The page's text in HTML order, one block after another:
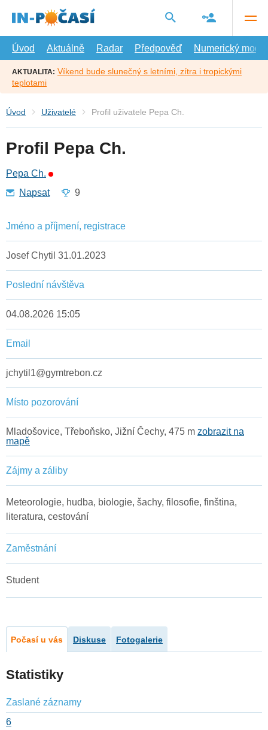
hlavní
Úvod
Aktuálně Radar Předpověď Numerický model
AKTUALITA: Víkend bude slunečný s letními, zítra i tropickými
teplotami
Úvod Uživatelé Profil uživatele Pepa Ch.
Profil Pepa Ch.
Pepa Ch.
Napsat
9
Jméno a příjmení, registrace
Josef Chytil 31.01.2023
Poslední návštěva
04.08.2026 15:05
Email
jchytil1@gymtrebon.cz
Místo pozorování
Mladošovice, Třeboňsko, Jižní Čechy, 475 m zobrazit na
mapě
Zájmy a záliby
Meteorologie, hudba, biologie, šachy, filosofie, finština,
literatura, cestování
Zaměstnání
Student
Počasí u vás Diskuse Fotogalerie
Statistiky
Zaslané záznamy
6